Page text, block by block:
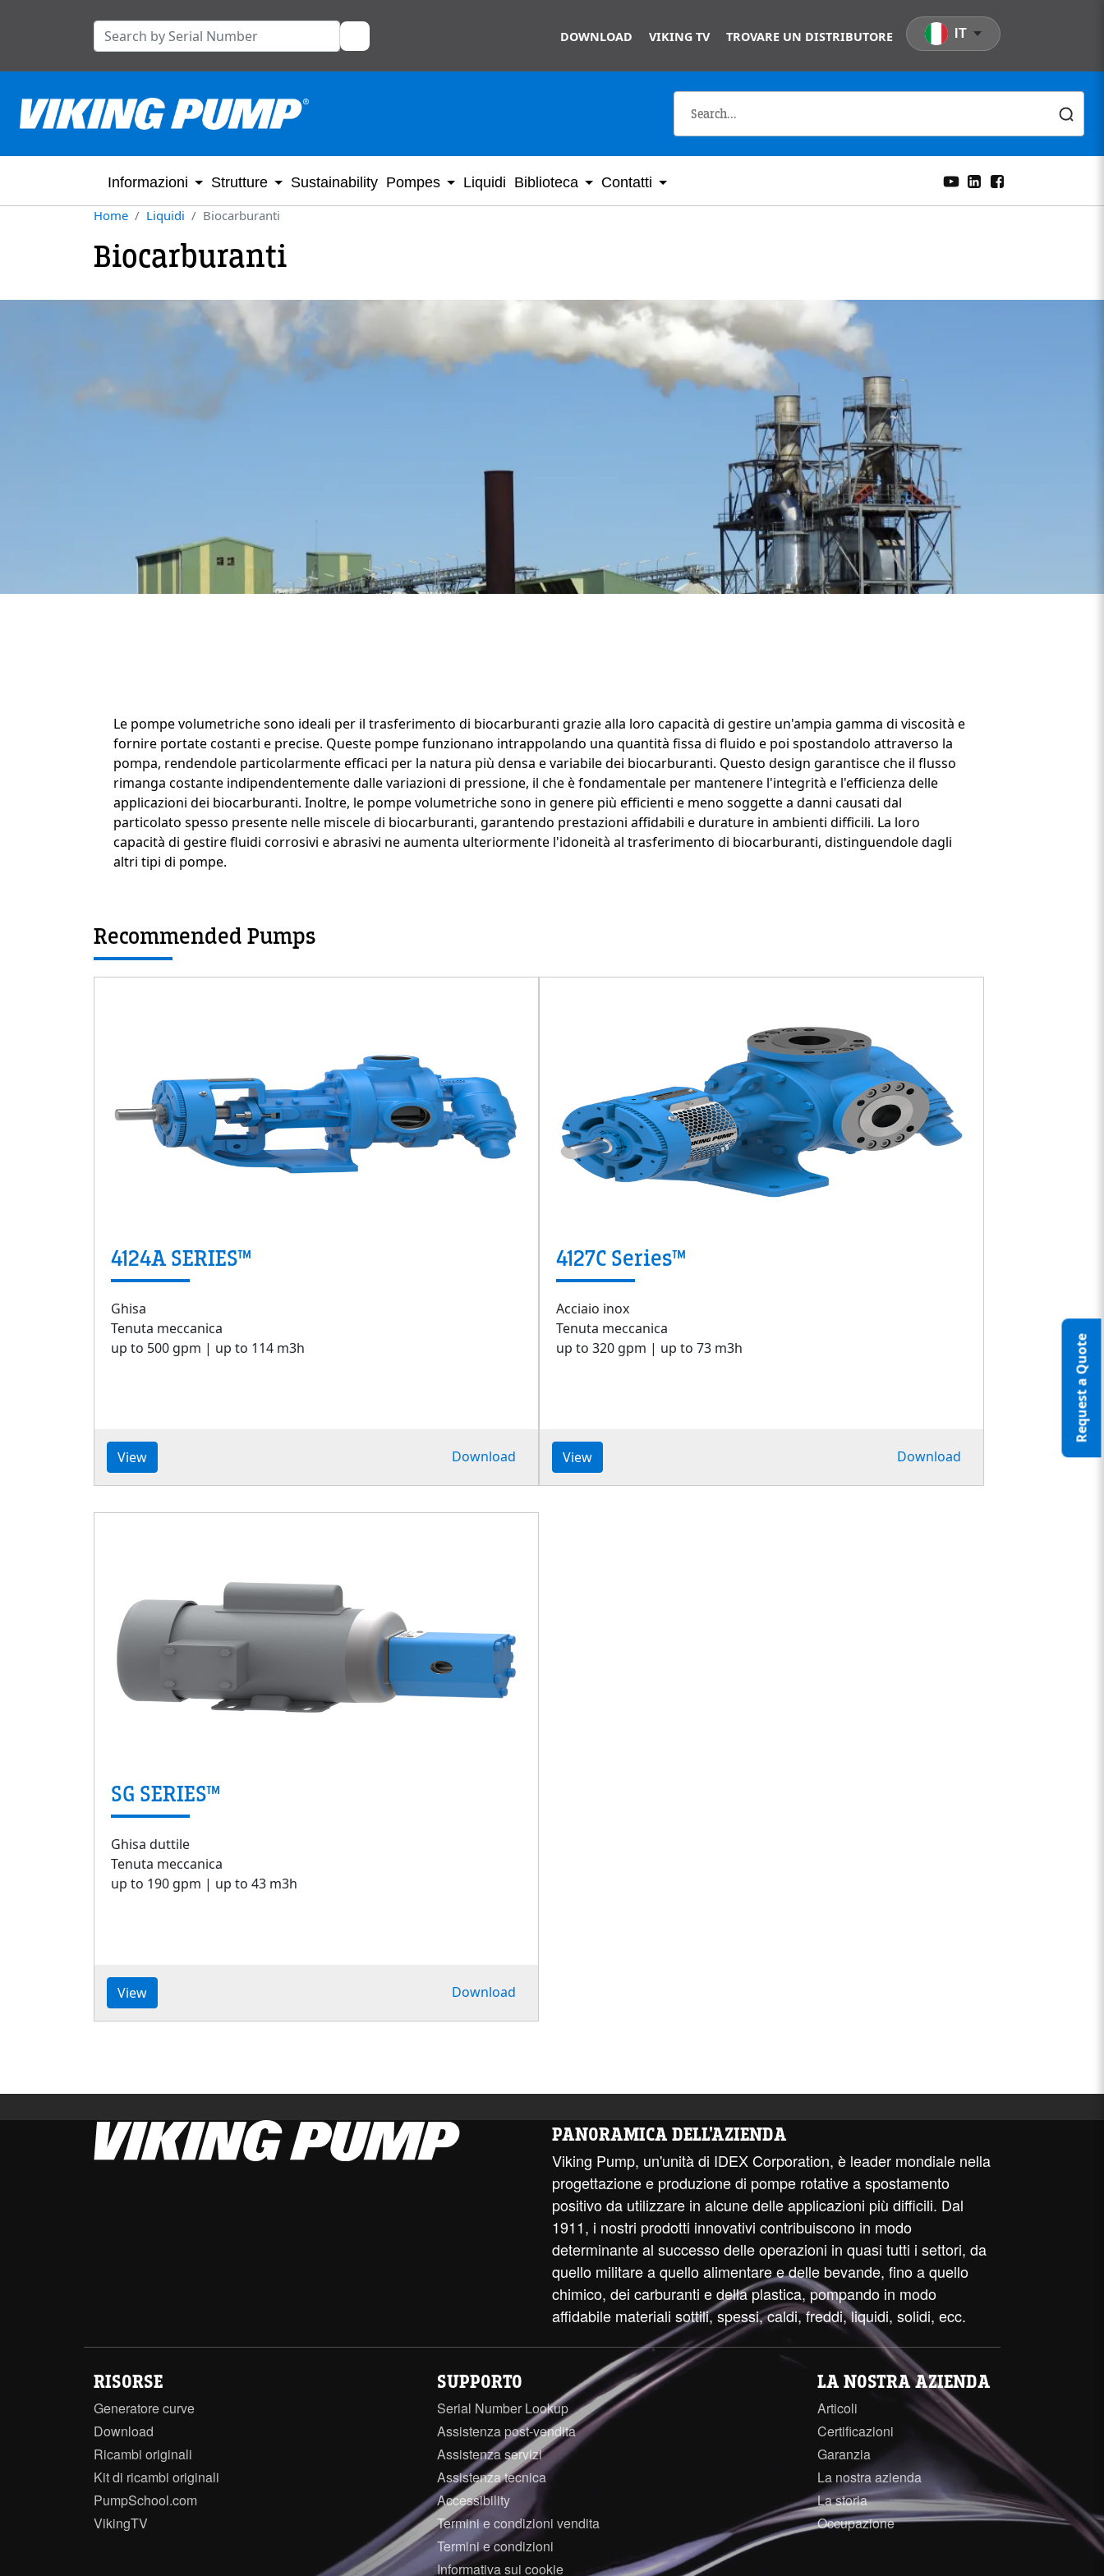
DOWNLOAD VIKING TV TROVARE UN DISTRIBUTORE IT
Informazioni Strutture Sustainability Pompes Liquidi Biblioteca Contatti
Request a Quote
Home Liquidi Biocarburanti
Biocarburanti
Custom Content One
Le pompe volumetriche sono ideali per il trasferimento di biocarburanti grazie alla loro capacità di gestire un'ampia gamma di viscosità e
fornire portate costanti e precise. Queste pompe funzionano intrappolando una quantità fissa di fluido e poi spostandolo attraverso la
pompa, rendendole particolarmente efficaci per la natura più densa e variabile dei biocarburanti. Questo design garantisce che il flusso
rimanga costante indipendentemente dalle variazioni di pressione, il che è fondamentale per mantenere l'integrità e l'efficienza delle
applicazioni dei biocarburanti. Inoltre, le pompe volumetriche sono in genere più efficienti e meno soggette a danni causati dal
particolato spesso presente nelle miscele di biocarburanti, garantendo prestazioni affidabili e durature in ambienti difficili. La loro
capacità di gestire fluidi corrosivi e abrasivi ne aumenta ulteriormente l'idoneità al trasferimento di biocarburanti, distinguendole dagli
altri tipi di pompe.
Recommended Pumps
4124A SERIES™
Ghisa
Tenuta meccanica
up to 500 gpm | up to 114 m3h
View Download
4127C Series™
Acciaio inox
Tenuta meccanica
up to 320 gpm | up to 73 m3h
View Download
SG SERIES™
Ghisa duttile
Tenuta meccanica
up to 190 gpm | up to 43 m3h
View Download
PANORAMICA DELL'AZIENDA
Viking Pump, un'unità di IDEX Corporation, è leader mondiale nella
progettazione e produzione di pompe rotative a spostamento
positivo da utilizzare in alcune delle applicazioni più difficili. Dal
1911, i nostri prodotti innovativi contribuiscono in modo
determinante al successo delle operazioni in quasi tutti i settori, da
quello militare a quello alimentare e delle bevande, fino a quello
chimico, dei carburanti e della plastica, pompando in modo
affidabile materiali sottili, spessi, caldi, freddi, liquidi, solidi, ecc.
RISORSE
Generatore curve
Download
Ricambi originali
Kit di ricambi originali
PumpSchool.com
VikingTV
SUPPORTO
Serial Number Lookup
Assistenza post-vendita
Assistenza servizi
Assistenza tecnica
Accessibility
Termini e condizioni vendita
Termini e condizioni
Informativa sui cookie
LA NOSTRA AZIENDA
Articoli
Certificazioni
Garanzia
La nostra azienda
La storia
Occupazione